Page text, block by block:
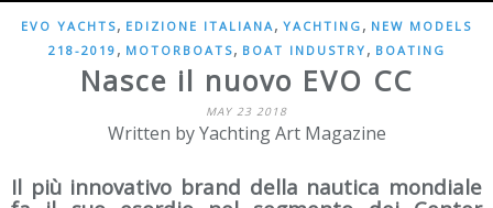
EVO YACHTS, EDIZIONE ITALIANA, YACHTING , NEW MODELS
218-2019 , MOTORBOATS, BOAT INDUSTRY , BOATING
Nasce il nuovo EVO CC
MAY 23 2018
Written by Yachting Art Magazine
Il più innovativo brand della nautica mondiale